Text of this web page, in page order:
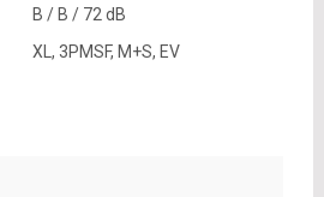
B / B / 72 dB
XL, 3PMSF, M+S, EV